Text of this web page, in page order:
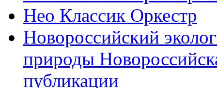
Нео Классик Оркестр
Новороссийский
природы
публикации